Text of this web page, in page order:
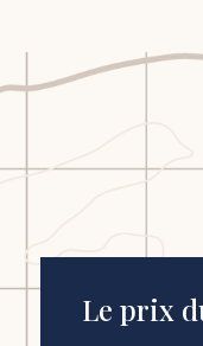
Le prix